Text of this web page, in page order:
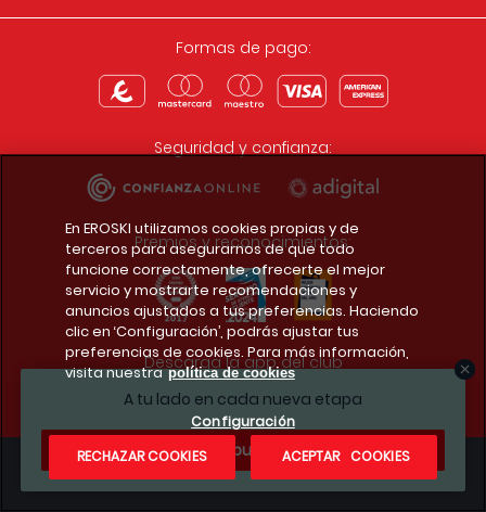
A tu lado en cada nueva etapa
¿Te apuntas?
Formas de pago:
Seguridad y confianza:
Premios y reconocimientos:
Descarga la app del club
Condiciones legales
En EROSKI utilizamos cookies propias y de
terceros para asegurarnos de que todo
funcione correctamente, ofrecerte el mejor
servicio y mostrarte recomendaciones y
anuncios ajustados a tus preferencias. Haciendo
clic en ‘Configuración’, podrás ajustar tus
preferencias de cookies. Para más información,
visita nuestra política de cookies
Configuración
RECHAZAR COOKIES
ACEPTAR COOKIES